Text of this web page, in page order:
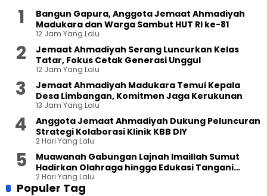
Bangun Gapura, Anggota Jemaat Ahmadiyah
Madukara dan Warga Sambut HUT RI ke-81
12 Jam Yang Lalu
Jemaat Ahmadiyah Serang Luncurkan Kelas
Tatar, Fokus Cetak Generasi Unggul
12 Jam Yang Lalu
Jemaat Ahmadiyah Madukara Temui Kepala
Desa Limbangan, Komitmen Jaga Kerukunan
13 Jam Yang Lalu
Anggota Jemaat Ahmadiyah Dukung Peluncuran
Strategi Kolaborasi Klinik KBB DIY
2 Hari Yang Lalu
Muawanah Gabungan Lajnah Imaillah Sumut
Hadirkan Olahraga hingga Edukasi Tangani
Sampah
2 Hari Yang Lalu
Populer Tag